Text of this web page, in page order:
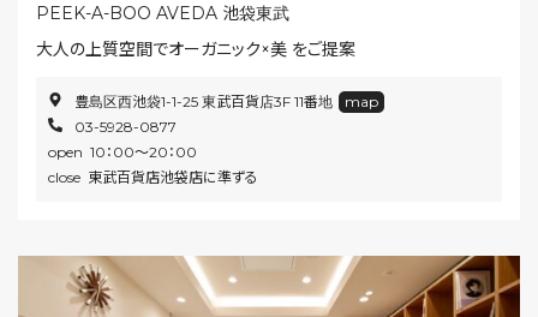
PEEK-A-BOO AVEDA 池袋東武
大人の上質空間でオーガニック×美 をご提案
豊島区西池袋1-1-25 東武百貨店3F 11番地
map
03-5928-0877
open 10：00〜20：00
close 東武百貨店池袋店に準ずる